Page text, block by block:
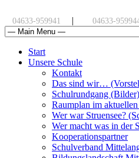
04633-959941 | 04633-
Start
Unsere Schule
Kontakt
Das sind wir…
Schulrundgang (Bilder)
Raumplan im
Wer war Struensee?
Wer macht was in der
Kooperationspartner
Schulverband